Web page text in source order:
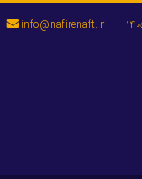
info@nafirenaft.ir